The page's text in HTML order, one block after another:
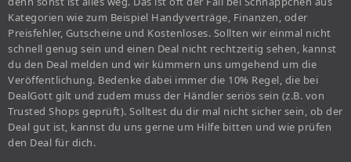
Kategorien wie zum Beispiel Handyverträge, Finanzen, oder
Preisfehler, Gutscheine und Kostenloses. Sollten wir einmal nicht
schnell genug sein und einen Deal nicht rechtzeitig sehen, kannst
du den Deal melden und wir kümmern uns umgehend um die
Veröffentlichung. Bedenke dabei immer die 10% Regel, die bei
DealGott gilt und zudem muss der Händler seriös sein (z.B. von
Trusted Shops geprüft). Solltest du dir mal nicht sicher sein, ob der
Deal gut ist, kannst du uns gerne um Hilfe bitten und wie prüfen
den Deal für dich.